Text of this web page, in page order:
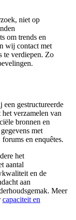
niet op
om trends en
wij contact met
te verdiepen. Zo
gestructureerde
verzamelen van
bronnen en
met
en enquêtes.
het
aantal
en de
aan
Meer
capaciteit en